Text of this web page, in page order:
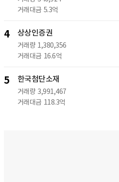
거래대금 5.3억
4 상상인증권
거래량 1,380,356
거래대금 16.6억
5 한국첨단소재
거래량 3,991,467
거래대금 118.3억